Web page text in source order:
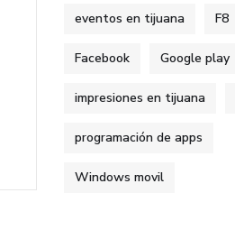
eventos en tijuana F8
Facebook Google play
impresiones en tijuana
programación de apps
Windows movil